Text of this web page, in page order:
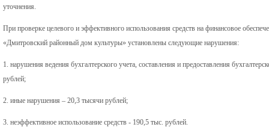
уточнения.
При проверке целевого и эффективного использования средств на финансовое
«Дмитровский районный дом культуры» установлены следующие нарушения:
1. нарушения ведения бухгалтерского учета, составления и предоставления
рублей;
2. иные нарушения – 20,3 тысячи рублей;
3. неэффективное использование средств - 190,5 тыс. рублей.